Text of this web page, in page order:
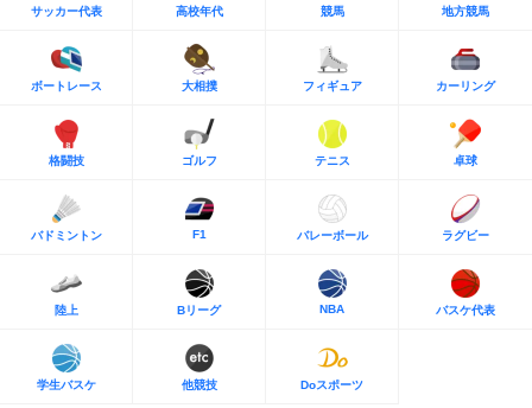
サッカー代表 高校年代 競馬 地方競馬
ボートレース 大相撲 フィギュア カーリング
格闘技 ゴルフ テニス 卓球
バドミントン F1 バレーボール ラグビー
陸上 Bリーグ NBA バスケ代表
学生バスケ 他競技 Doスポーツ